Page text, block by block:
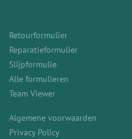
Retourformulier
Reparatieformulier
Slijpformulie
Alle formulieren
Team Viewer
Algemene voorwaarden
Privacy Policy